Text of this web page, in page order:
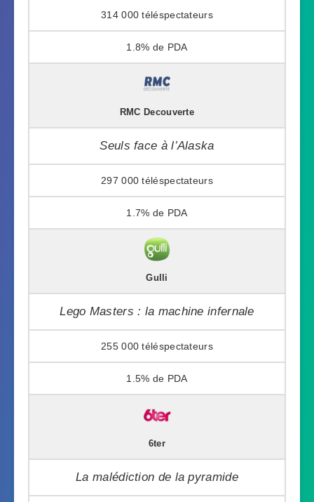
314 000
1.8%
RMC Decouverte
Seuls face à l’Alaska
297 000
1.7%
Gulli
Lego Masters : la machine infernale
255 000
1.5%
6ter
La malédiction de la pyramide